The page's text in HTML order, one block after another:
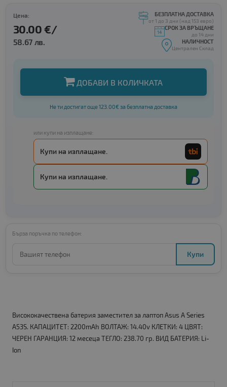
Цена:
30.00 €/
58.67 лв.
БЕЗПЛАТНА ДОСТАВКА
от 1 до 3 дни (над 153 евро)
СРОК ЗА ВРЪЩАНЕ
до 14 дни
НАЛИЧНОСТ
Централен Склад
ДОБАВИ В КОЛИЧКАТА
Не ти достигат още 123.00€ за безплатна доставка
или купи на изплащане:
Купи на изплащане.
Купи на изплащане.
Бърза поръчка по телефон:
Купи
Висококачествена батерия заместител за лаптоп Asus A Series
A53S. КАПАЦИТЕТ: 2200mAh ВОЛТАЖ: 14.40v КЛЕТКИ: 4 ЦВЯТ:
ЧЕРЕН ГАРАНЦИЯ: 12 месеца ТЕГЛО: 238.70 гр. ВИД БАТЕРИЯ: Li-
Ion